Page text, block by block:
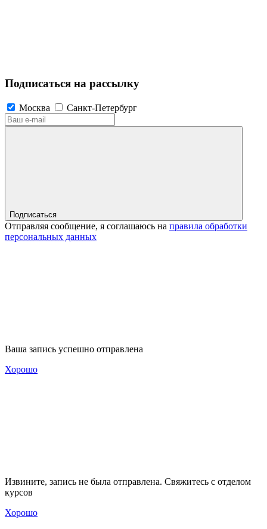
Подписаться на рассылку
Москва Санкт-Петербург
Подписаться
Отправляя сообщение, я соглашаюсь на правила обработки
персональных данных
Ваша запись успешно отправлена
Хорошо
Извините, запись не была отправлена. Свяжитесь с отделом
курсов
Хорошо